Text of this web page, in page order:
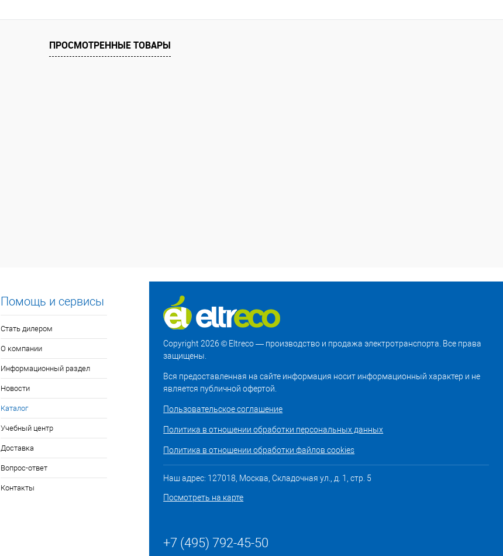
ПРОСМОТРЕННЫЕ ТОВАРЫ
Помощь и сервисы
Стать дилером
О компании
Информационный раздел
Новости
Каталог
Учебный центр
Доставка
Вопрос-ответ
Контакты
Copyright 2026 © Eltreco — производство и продажа электротранспорта. Все права
защищены.
Вся предоставленная на сайте информация носит информационный характер и не
является публичной офертой.
Пользовательское соглашение
Политика в отношении обработки персональных данных
Политика в отношении обработки файлов cookies
Наш адрес: 127018, Москва, Складочная ул., д. 1, стр. 5
Посмотреть на карте
+7 (495) 792-45-50